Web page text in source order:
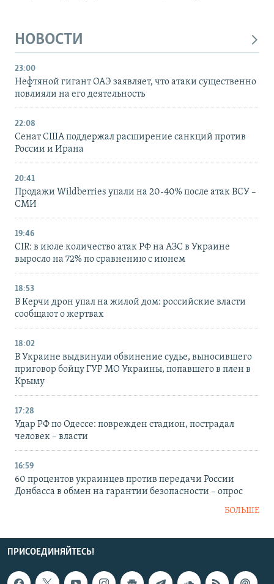
НОВОСТИ
23:00
Нефтяной гигант ОАЭ заявляет, что атаки существенно
повлияли на его деятельность
22:08
Сенат США поддержал расширение санкций против
России и Ирана
20:41
Продажи Wildberries упали на 20-40% после атак ВСУ –
СМИ
19:46
CIR: в июле количество атак РФ на АЗС в Украине
выросло на 72% по сравнению с июнем
18:53
В Керчи дрон упал на жилой дом: российские власти
сообщают о жертвах
18:02
В Украине выдвинули обвинение судье, выносившего
приговор бойцу ГУР МО Украины, попавшего в плен в
Крыму
17:28
Удар РФ по Одессе: поврежден стадион, пострадал
человек – власти
16:59
60 процентов украинцев против передачи России
Донбасса в обмен на гарантии безопасности – опрос
БОЛЬШЕ
ПРИСОЕДИНЯЙТЕСЬ!